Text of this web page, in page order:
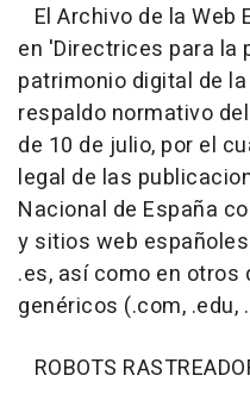
El Archivo de la
en 'Directrices para la
patrimonio digital de la
respaldo normativo
de 10 de julio, por el
legal de las
Nacional de España
y sitios web
.es, así como en
genéricos (.com, .edu,
ROBOTS